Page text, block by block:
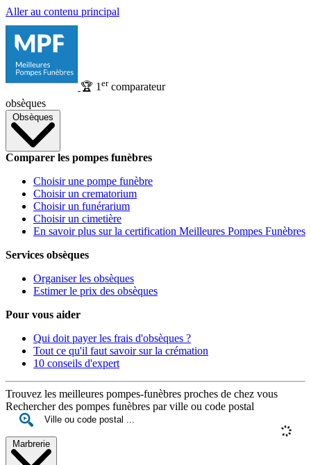
Aller au contenu principal
🏆 1 ercomparateur
obsèques
Obsèques
Comparer les pompes funèbres
Choisir une pompe funèbre
Choisir un crematorium
Choisir un funérarium
Choisir un cimetière
En savoir plus sur la certification Meilleures Pompes Funèbres
Services obsèques
Organiser les obsèques
Estimer le prix des obsèques
Pour vous aider
Qui doit payer les frais d'obsèques ?
Tout ce qu'il faut savoir sur la crémation
10 conseils d'expert
Trouvez les meilleures pompes-funèbres proches de chez vous
Rechercher des pompes funèbres par ville ou code postal
Marbrerie